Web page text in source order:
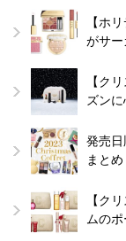
【ホ
がサ
【ク
ズン
発売日
まとめ
【ク
ムの